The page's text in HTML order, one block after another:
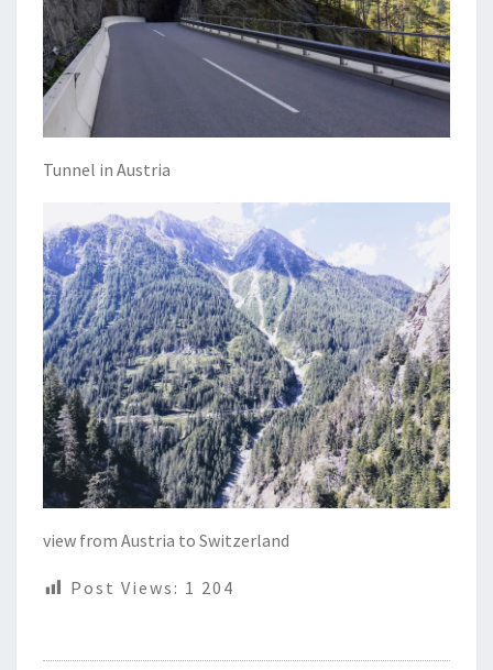
Tunnel in Austria
view from Austria to Switzerland
Post Views: 1 204